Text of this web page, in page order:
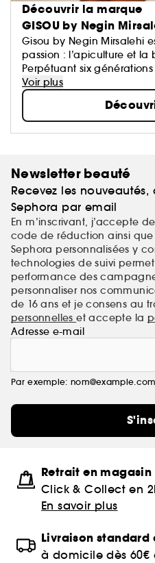
Découvrir la marque
GISOU by Negin
Gisou by Negin Mirsalehi
passion : l’apiculture et la
Perpétuant six
crée des soins cheveux
shampooings, des
pour cheveux, formulés à
précieux cultivés et
responsable au jardin
chevelu.
Voir plus
Newsletter beauté
Recevez les
Sephora par email
En m’inscrivant, j’accepte
code de réduction ainsi
Sephora personnalisées y
technologies de suivi
performance des
personnaliser nos
de 16 ans et je consens au
personnelleset accepte la
Adresse e-mail
Par exemple: nom@example.com
Retrait en magasin
Click & Collect en
En savoir plus
Livraison standard
à domicile dès 60€